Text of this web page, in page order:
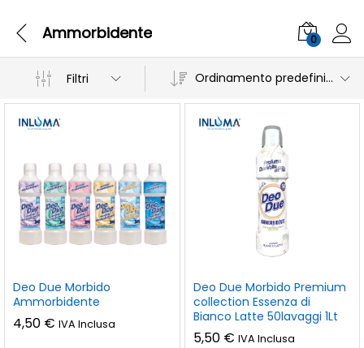
Ammorbidente 0
Filtri Ordinamento predefinito
Deo Due Morbido
Ammorbidente
4,50 € IVA Inclusa
Deo Due Morbido Premium
collection Essenza di
Bianco Latte 50lavaggi 1Lt
5,50 € IVA Inclusa